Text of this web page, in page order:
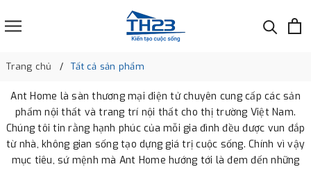
Trang chủ Tất cả sản phẩm
Ant Home là sàn thương mại điện tử chuyên cung cấp các sản
phẩm nội thất và trang trí nội thất cho thị trường Việt Nam.
Chúng tôi tin rằng hạnh phúc của mỗi gia đình đều được vun đắp
từ nhà, không gian sống tạo dựng giá trị cuộc sống. Chính vì vậy
mục tiêu, sứ mệnh mà Ant Home hướng tới là đem đến những